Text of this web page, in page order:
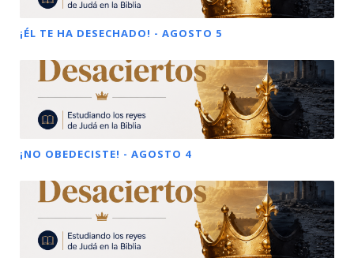
¡ÉL TE HA DESECHADO! - AGOSTO 5
¡NO OBEDECISTE! - AGOSTO 4